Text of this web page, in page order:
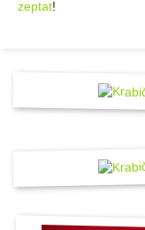
zeptat!